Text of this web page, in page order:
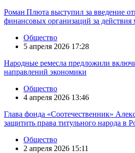
Роман Плюта выступил за введение
финансовых организаций за
Общество
5 апреля 2026 17:28
Народные ремесла предложили
направлений экономики
Общество
4 апреля 2026 13:46
Глава фонда «Соотечественник»
защитить права титульного народа в
Общество
2 апреля 2026 15:11